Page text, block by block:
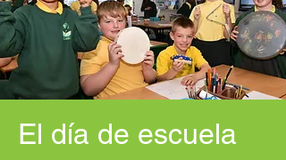
El día de escuela